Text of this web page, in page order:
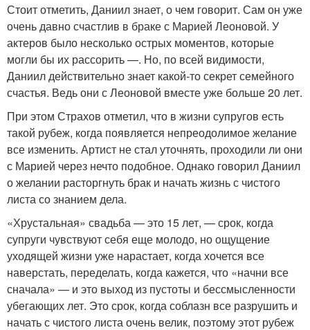
Стоит отметить, Даниил знает, о чем говорит. Сам он уже
очень давно счастлив в браке с Марией Леоновой. У
актеров было несколько острых моментов, которые
могли бы их рассорить —. Но, по всей видимости,
Даниил действительно знает какой-то секрет семейного
счастья. Ведь они с Леоновой вместе уже больше 20 лет.
При этом Страхов отметил, что в жизни супругов есть
такой рубеж, когда появляется непреодолимое желание
все изменить. Артист не стал уточнять, проходили ли они
с Марией через нечто подобное. Однако говорил Даниил
о желании расторгнуть брак и начать жизнь с чистого
листа со знанием дела.
«Хрустальная» свадьба — это 15 лет, — срок, когда
супруги чувствуют себя еще молодо, но ощущение
уходящей жизни уже нарастает, когда хочется все
наверстать, переделать, когда кажется, что «начни все
сначала» — и это выход из пустоты и бессмысленности
убегающих лет. Это срок, когда соблазн все разрушить и
начать с чистого листа очень велик, поэтому этот рубеж